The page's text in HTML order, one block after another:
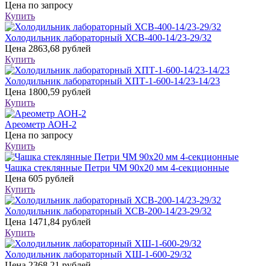
Цена по запросу
Купить
Холодильник лабораторный ХСВ-400-14/23-29/32
Цена 2863,68 рублей
Купить
Холодильник лабораторный ХПТ-1-600-14/23-14/23
Цена 1800,59 рублей
Купить
Ареометр АОН-2
Цена по запросу
Купить
Чашка стеклянные Петри ЧМ 90х20 мм 4-секционные
Цена 605 рублей
Купить
Холодильник лабораторный ХСВ-200-14/23-29/32
Цена 1471,84 рублей
Купить
Холодильник лабораторный ХШ-1-600-29/32